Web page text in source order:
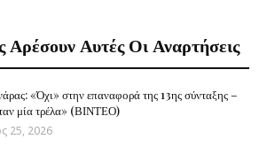
Αυτές Οι Αναρτήσεις
«Όχι» στην επαναφορά της 13ης σύνταξης –
μία τρέλα» (ΒΙΝΤΕΟ)
25, 2026